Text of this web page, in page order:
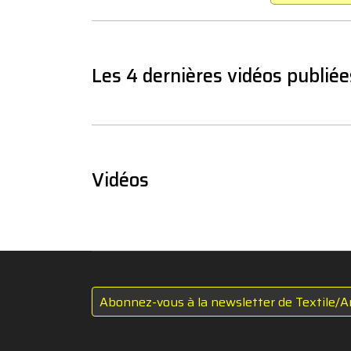
Les 4 dernières vidéos
Vidéos
Abonnez-vous à la newsletter de Textile/